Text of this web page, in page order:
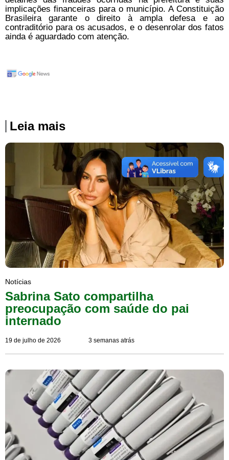
implicações financeiras para o município. A Constituição
Brasileira garante o direito à ampla defesa e ao
contraditório para os acusados, e o desenrolar dos fatos
ainda é aguardado com atenção.
Leia mais
Notícias
Sabrina Sato compartilha
preocupação com saúde do pai
internado
19 de julho de 2026 3 semanas atrás